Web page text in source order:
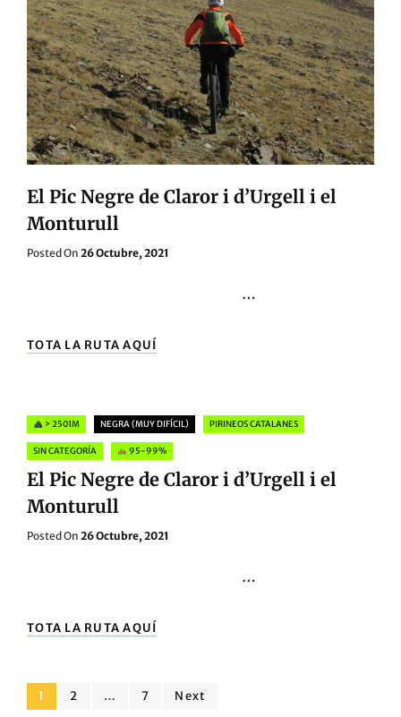
El Pic Negre de Claror i d’Urgell i el
Monturull
Posted On Posted
26 Octubre, 2021
…
TOTA LA RUTA AQUÍ
PIC
I
D’URGELL
I
EL
Categories
> 2501M NEGRA (MUY DIFÍCIL) PIRINEOS CATALANES
SIN CATEGORÍA 95-99%
El Pic Negre de Claror i d’Urgell i el
Monturull
Posted On Posted
26 Octubre, 2021
…
TOTA LA RUTA AQUÍ
PIC
CLAROR
Navegación
Page
1 Page
2 … Page
7 Next